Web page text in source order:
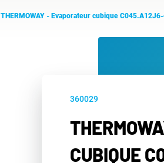
THERMOWAY - Evaporateur cubique C045.A12J6-
360029
CUBIQUE